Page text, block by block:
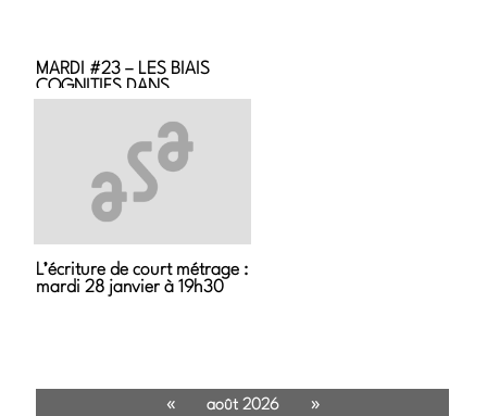
MARDI #23 – LES BIAIS
COGNITIFS DANS
L’ÉCRITURE
L’écriture de court métrage :
mardi 28 janvier à 19h30
« août 2026 »